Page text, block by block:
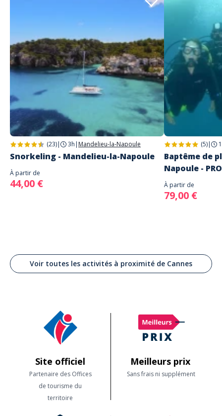
(23)| 3h | Mandelieu-la-Napoule
Snorkeling - Mandelieu-la-Napoule
À partir de
44,00 €
(5)|
Baptême de
Napoule -
À partir de
79,00 €
Voir toutes les activités à proximité de Cannes
Site officiel
Partenaire des Offices
de tourisme du
territoire
Meilleurs prix
Sans frais ni supplément